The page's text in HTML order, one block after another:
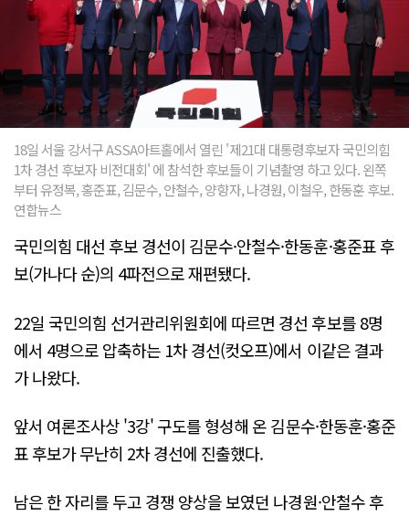
18일 서울 강서구 ASSA아트홀에서 열린 '제21대 대통령후보자 국민의힘
1차 경선 후보자 비전대회' 에 참석한 후보들이 기념촬영 하고 있다. 왼쪽
부터 유정복, 홍준표, 김문수, 안철수, 양향자, 나경원, 이철우, 한동훈 후보.
연합뉴스
국민의힘 대선 후보 경선이 김문수·안철수·한동훈·홍준표 후
보(가나다 순)의 4파전으로 재편됐다.
22일 국민의힘 선거관리위원회에 따르면 경선 후보를 8명
에서 4명으로 압축하는 1차 경선(컷오프)에서 이같은 결과
가 나왔다.
앞서 여론조사상 '3강' 구도를 형성해 온 김문수·한동훈·홍준
표 후보가 무난히 2차 경선에 진출했다.
남은 한 자리를 두고 경쟁 양상을 보였던 나경원·안철수 후